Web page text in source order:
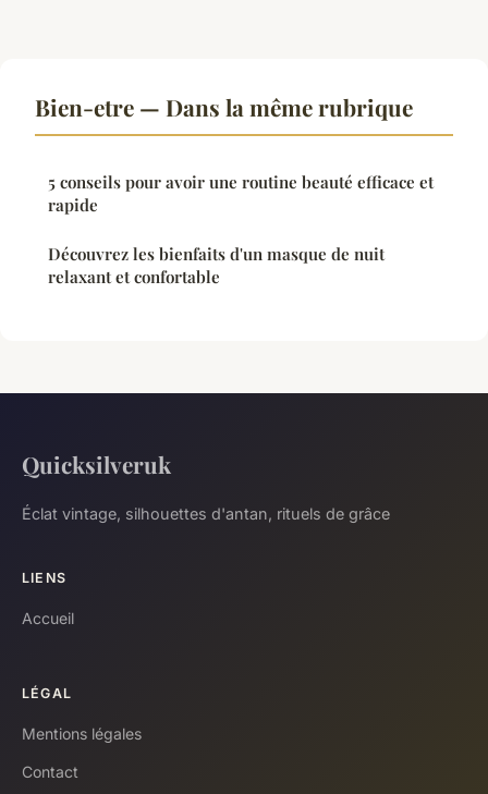
Bien-etre — Dans la même rubrique
5 conseils pour avoir une routine beauté efficace et
rapide
Découvrez les bienfaits d'un masque de nuit
relaxant et confortable
Quicksilveruk
Éclat vintage, silhouettes d'antan, rituels de grâce
LIENS
Accueil
LÉGAL
Mentions légales
Contact